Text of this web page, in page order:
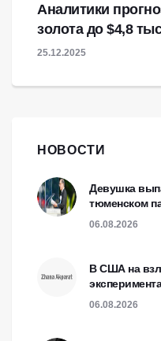
Аналитики
золота до $4,8
25.12.2025
НОВОСТИ
Девушка
тюменском
06.08.2026
В США на
06.08.2026